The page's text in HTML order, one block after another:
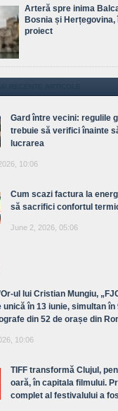
Arteră spre inima
Bosnia și
proiect
Gard între vecini: regulile
trebuie să verifici înainte
lucrarea
10:06
Cum scazi factura la
să sacrifici confortul
June 2, 2026, 05:06
ul lui Cristian Mungiu,
unică în 13 iunie, simultan în
din 52 de orașe din
10:06
TIFF transformă Clujul,
oară, în capitala filmului.
complet al festivalului a